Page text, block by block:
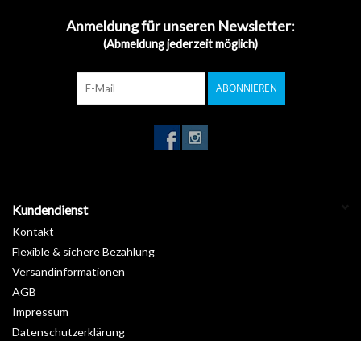
Anmeldung für unseren Newsletter:
(Abmeldung jederzeit möglich)
ABONNIEREN
Kundendienst
Kontakt
Flexible & sichere Bezahlung
Versandinformationen
AGB
Impressum
Datenschutzerklärung